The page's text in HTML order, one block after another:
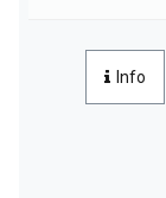
Info